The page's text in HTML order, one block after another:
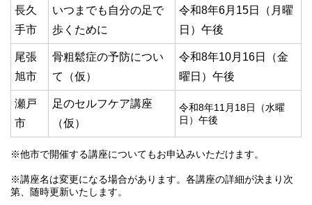
長久
手市
いつまでも自分の足で
歩くために
令和8年6月15日（月曜
日）午後
尾張
旭市
骨粗鬆症の予防につい
て（仮）
令和8年10月16日（金
曜日）午後
瀬戸
市
足のセルフケア講座
（仮）
令和8年11月18日（水曜
日）午後
※他市で開催する講座についてもお申込みいただけます。
※講座名は変更になる場合があります。各講座の詳細が決まり次
第、随時更新いたします。